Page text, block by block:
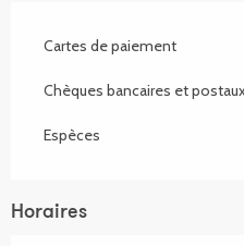
Cartes de paiement
Chèques bancaires et postaux
Espèces
Horaires